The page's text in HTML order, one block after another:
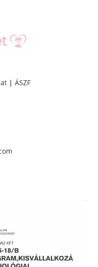
|ÁSZF